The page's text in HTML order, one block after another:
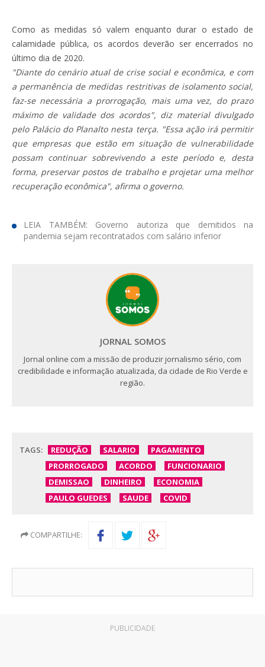
Como as medidas só valem enquanto durar o estado de
calamidade pública, os acordos deverão ser encerrados no
último dia de 2020.
"Diante do cenário atual de crise social e econômica, e com
a permanência de medidas restritivas de isolamento social,
faz-se necessária a prorrogação, mais uma vez, do prazo
máximo de validade dos acordos", diz material divulgado
pelo Palácio do Planalto nesta terça. "Essa ação irá permitir
que empresas que estão em situação de vulnerabilidade
possam continuar sobrevivendo a este período e, desta
forma, preservar postos de trabalho e projetar uma melhor
recuperação econômica", afirma o governo.
LEIA TAMBÉM: Governo autoriza que demitidos na
pandemia sejam recontratados com salário inferior
JORNAL SOMOS
Jornal online com a missão de produzir jornalismo sério, com
credibilidade e informação atualizada, da cidade de Rio Verde e
região.
TAGS: REDUÇÃO SALARIO
PAGAMENTO
PRORROGADO
ACORDO
FUNCIONARIO
DEMISSAO
DINHEIRO
ECONOMIA
PAULO GUEDES
SAUDE COVID
COMPARTILHE:
PUBLICIDADE